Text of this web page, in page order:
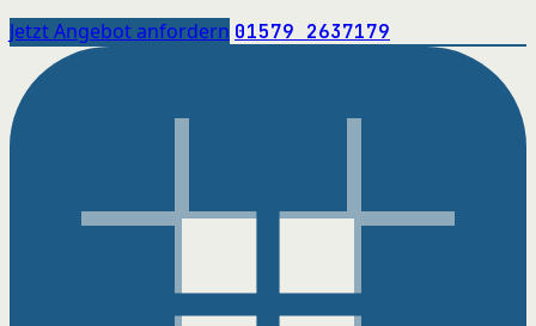
Jetzt Angebot anfordern 01579 2637179